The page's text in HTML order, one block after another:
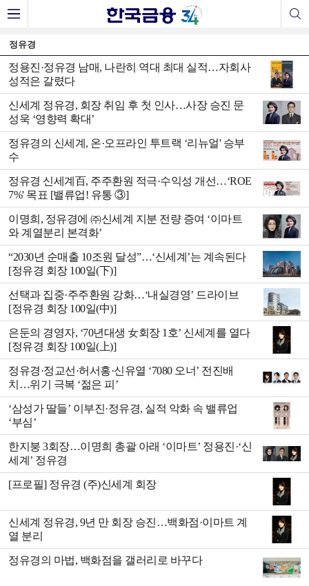
정유경
정용진·정유경 남매, 나란히 역대 최대 실적…자회사
성적은 갈렸다
신세계 정유경, 회장 취임 후 첫 인사…사장 승진 문
성욱 ‘영향력 확대’
정유경의 신세계, 온·오프라인 투트랙 ‘리뉴얼' 승부
수
정유경 신세계百, 주주환원 적극·수익성 개선…‘ROE
7%' 목표 [밸류업! 유통 ③]
이명희, 정유경에 ㈜신세계 지분 전량 증여 ‘이마트
와 계열분리 본격화’
“2030년 순매출 10조원 달성”…‘신세계’는 계속된다
[정유경 회장 100일(下)]
선택과 집중·주주환원 강화…‘내실경영’ 드라이브
[정유경 회장 100일(中)]
은둔의 경영자, ‘70년대생 女회장 1호’ 신세계를 열다
[정유경 회장 100일(上)]
정유경·정교선·허서홍·신유열 ‘7080 오너’ 전진배
치…위기 극복 ‘젊은 피’
‘삼성가 딸들’ 이부진·정유경, 실적 악화 속 밸류업
‘부심’
한지붕 3회장…이명희 총괄 아래 ‘이마트’ 정용진·‘신
세계’ 정유경
[프로필] 정유경 (주)신세계 회장
신세계 정유경, 9년 만 회장 승진…백화점·이마트 계
열 분리
정유경의 마법, 백화점을 갤러리로 바꾸다